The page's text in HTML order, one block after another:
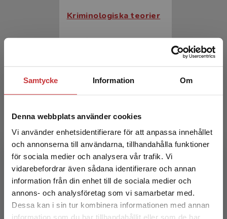
Samtycke Information Om
Denna webbplats använder cookies
Vi använder enhetsidentifierare för att anpassa innehållet
och annonserna till användarna, tillhandahålla funktioner
för sociala medier och analysera vår trafik. Vi
vidarebefordrar även sådana identifierare och annan
information från din enhet till de sociala medier och
annons- och analysföretag som vi samarbetar med.
Dessa kan i sin tur kombinera informationen med annan
information som du har tillhandahållit eller som de har
Begränsad fraktregion
Kriminologiska teorier
Liljenfors, Rikard (red.)
Exkl. moms: 213 kr
Kriminologiska teorier
Liljenfors, Rikard (red.)